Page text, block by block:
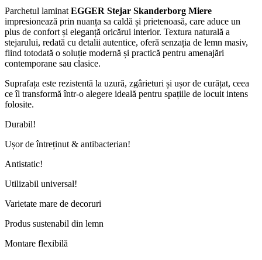
Parchetul laminat EGGER Stejar Skanderborg Miere
impresionează prin nuanța sa caldă și prietenoasă, care aduce un
plus de confort și eleganță oricărui interior. Textura naturală a
stejarului, redată cu detalii autentice, oferă senzația de lemn masiv,
fiind totodată o soluție modernă și practică pentru amenajări
contemporane sau clasice.
Suprafața este rezistentă la uzură, zgârieturi și ușor de curățat, ceea
ce îl transformă într-o alegere ideală pentru spațiile de locuit intens
folosite.
Durabil!
Ușor de întreținut & antibacterian!
Antistatic!
Utilizabil universal!
Varietate mare de decoruri
Produs sustenabil din lemn
Montare flexibilă